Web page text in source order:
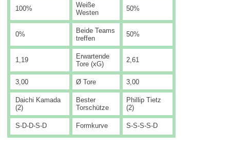
100%
Weiße
Westen
50%
0%
Beide Teams
treffen
50%
1,19
Erwartende
Tore (xG)
2,61
3,00 Ø Tore 3,00
Daichi Kamada
(2)
Bester
Torschütze
Phillip Tietz
(2)
S-D-D-S-D Formkurve S-S-S-S-D